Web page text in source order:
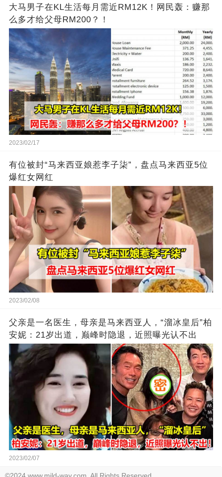
大马男子在KL生活每月需近RM12K！网民轰：赚那
么多才给父母RM200？！
2023/02/17
有位被封“马来西亚娘惹李子柒”，盘点马来西亚5位
爆红女网红
2023/02/08
父亲是一名医生，母亲是马来西亚人，“溜冰皇后”柏
安妮：21岁出道，巅峰时隐退，近照曝光认不出
2023/02/07
©2024 www.mild-way.com. All Rights Reserved.